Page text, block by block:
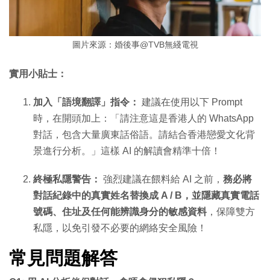
圖片來源：婚後事@TVB無綫電視
實用小貼士：
加入「語境翻譯」指令： 建議在使用以下 Prompt
時，在開頭加上：「請注意這是香港人的 WhatsApp
對話，包含大量廣東話俗語。請結合香港戀愛文化背
景進行分析。」這樣 AI 的解讀會精準十倍！
終極私隱警告： 強烈建議在餵料給 AI 之前， 務必將
對話紀錄中的真實姓名替換成 A / B，並隱藏真實電話
號碼、住址及任何能辨識身分的敏感資料，保障雙方
私隱，以免引發不必要的網絡安全風險！
常見問題解答